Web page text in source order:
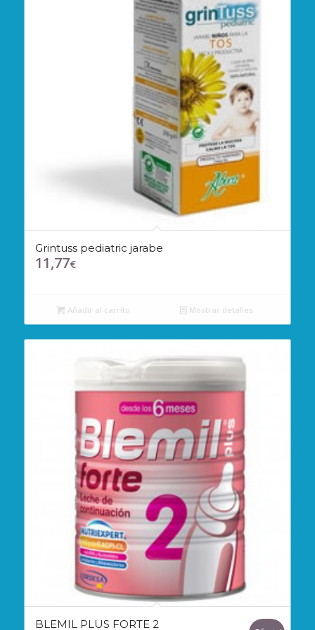
Grintuss pediatric jarabe
11,77€
Añadir al carrito Mostrar detalles
BLEMIL PLUS FORTE 2